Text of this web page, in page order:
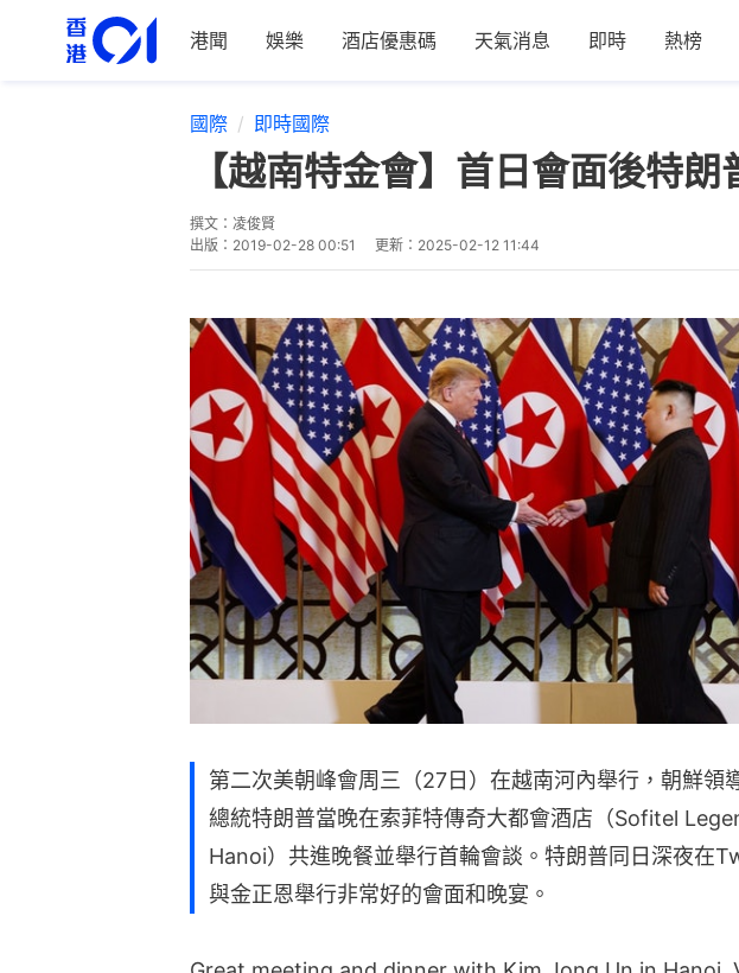
港聞 娛樂 酒店優惠碼 天氣消息 即時 熱榜
國際 即時國際
【越南特金會】首日會面後特
撰文： 凌俊賢
出版： 2019-02-28 00:51 更新： 2025-02-12 11:44
第二次美朝峰會周三（27日）在越南河內舉行，朝鮮領
總統特朗普當晚在索菲特傳奇大都會酒店（Sofitel
Hanoi）共進晚餐並舉行首輪會談。特朗普同日深夜在
與金正恩舉行非常好的會面和晚宴。